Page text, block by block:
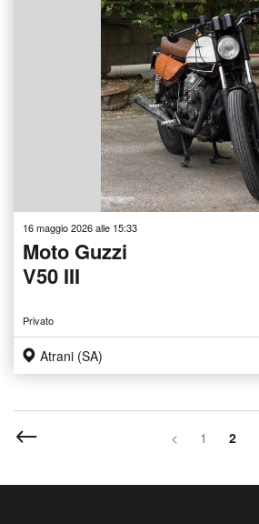
16 maggio 2026 alle 15:33
Moto Guzzi
V50 III
Privato
Atrani (SA)
< 1 2